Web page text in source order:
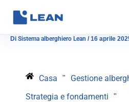
Di Sistema alberghiero Lean /16 aprile
Casa " Gestione
Strategia e fondamenti "